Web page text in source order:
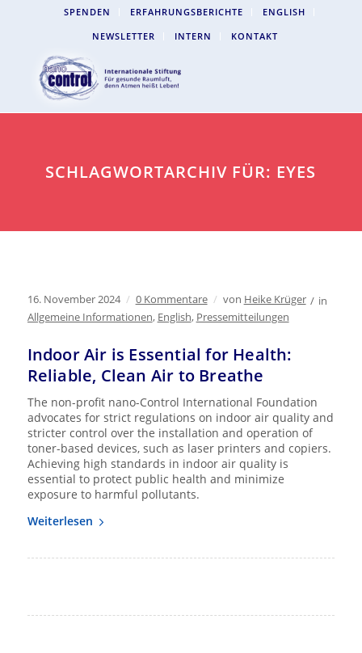
SPENDEN ERFAHRUNGSBERICHTE
ENGLISH
NEWSLETTER
INTERN KONTAKT
SCHLAGWORTARCHIV FÜR: EYES
16. November 2024 / 0 Kommentare / von Heike Krüger / in
Allgemeine Informationen, English, Pressemitteilungen
Indoor Air is Essential for Health:
Reliable, Clean Air to Breathe
The non-profit nano-Control International Foundation
advocates for strict regulations on indoor air quality and
stricter control over the installation and operation of
toner-based devices, such as laser printers and copiers.
Achieving high standards in indoor air quality is
essential to protect public health and minimize
exposure to harmful pollutants.
Weiterlesen